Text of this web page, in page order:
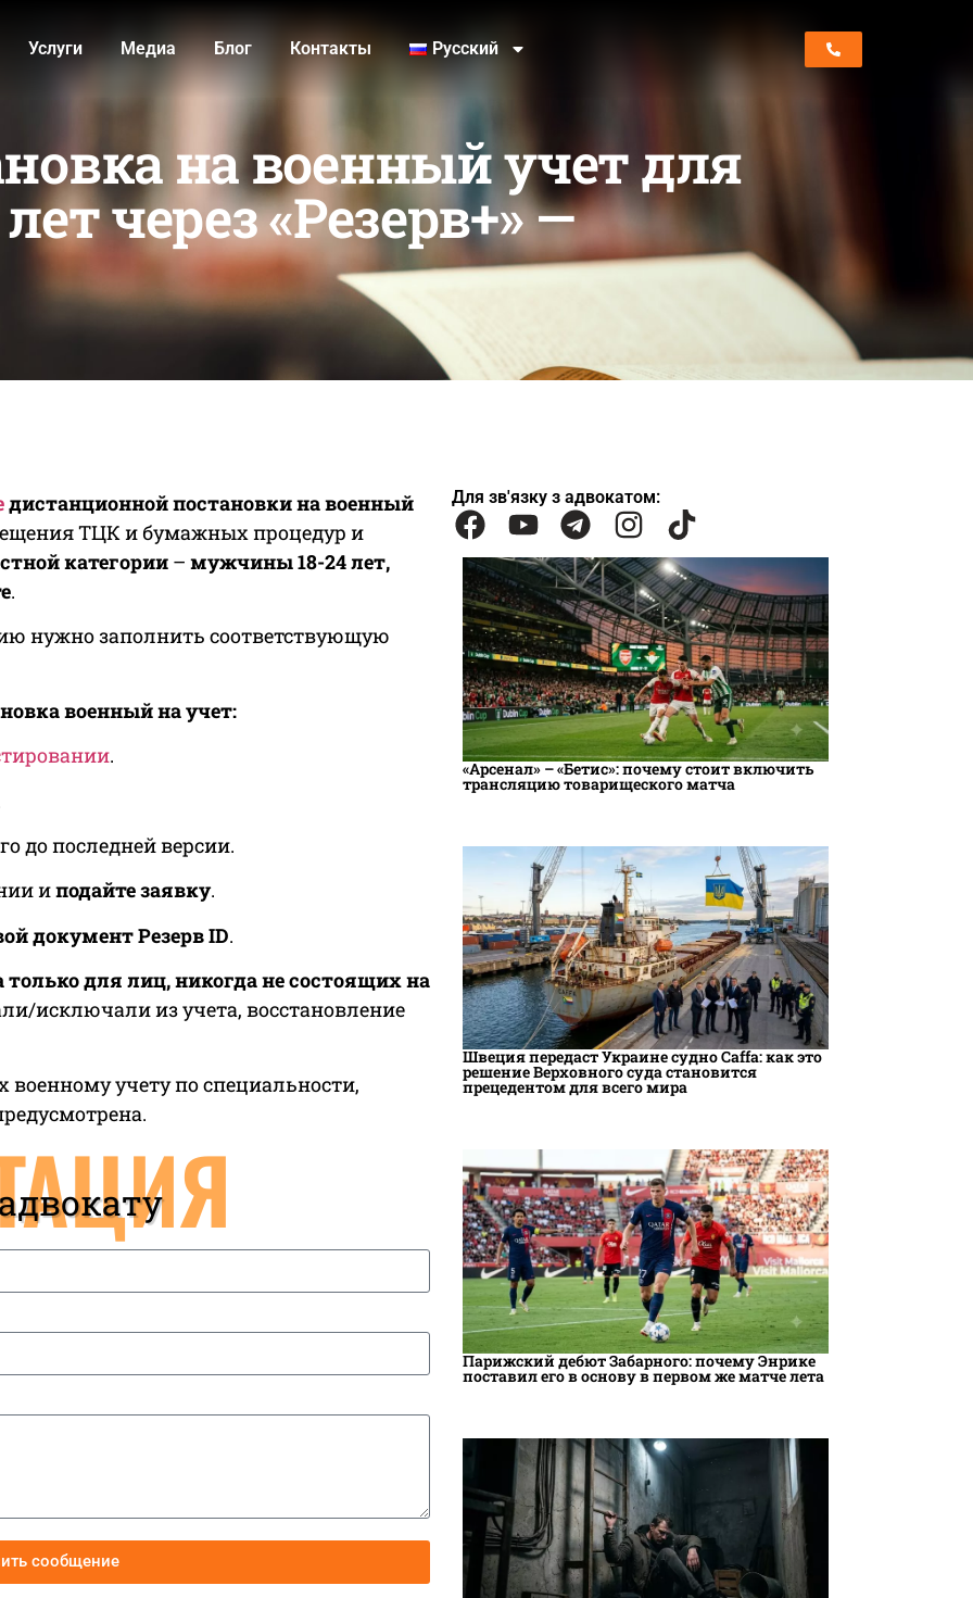
Услуги Медиа Блог Контакты Русский
на военный учет для
через «Резерв+» —
дистанционной постановки на военный
ТЦК и бумажных процедур и
категории – мужчины 18-24 лет,
.
нужно заполнить соответствующую
военный на учет:
.
до последней версии.
иподайте заявку.
документ Резерв ID.
только для лиц, никогда не состоящих на
исключали из учета, восстановление
учету по специальности,
сообщение
Для зв'язку з адвокатом:
«Арсенал» – «Бетис»: почему стоит включить
трансляцию товарищеского матча
Швеция передаст Украине судно Caffa: как это
решение Верховного суда становится
прецедентом для всего мира
Парижский дебют Забарного: почему Энрике
поставил его в основу в первом же матче лета